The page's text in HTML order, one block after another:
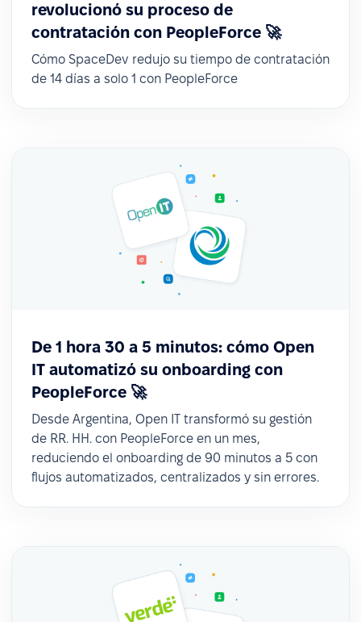
revolucionó su proceso de
contratación con PeopleForce 🚀
Cómo SpaceDev redujo su tiempo de contratación
de 14 días a solo 1 con PeopleForce
De 1 hora 30 a 5 minutos: cómo Open
IT automatizó su onboarding con
PeopleForce 🚀
Desde Argentina, Open IT transformó su gestión
de RR. HH. con PeopleForce en un mes,
reduciendo el onboarding de 90 minutos a 5 con
flujos automatizados, centralizados y sin errores.